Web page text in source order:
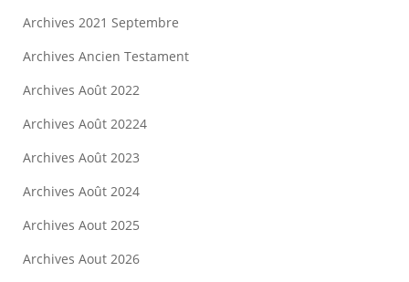
Archives 2021 Septembre
Archives Ancien Testament
Archives Août 2022
Archives Août 20224
Archives Août 2023
Archives Août 2024
Archives Aout 2025
Archives Aout 2026